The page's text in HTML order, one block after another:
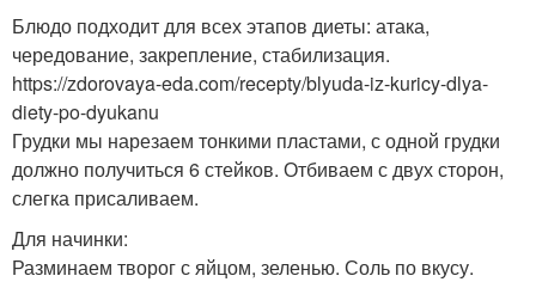
Блюдо подходит для всех этапов диеты: атака,
чередование, закрепление, стабилизация.
https://zdorovaya-eda.com/recepty/blyuda-iz-kuricy-dlya-
diety-po-dyukanu
Грудки мы нарезаем тонкими пластами, с одной грудки
должно получиться 6 стейков. Отбиваем с двух сторон,
слегка присаливаем.
Для начинки:
Разминаем творог с яйцом, зеленью. Соль по вкусу.